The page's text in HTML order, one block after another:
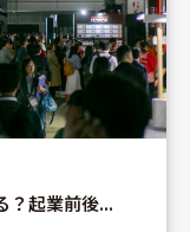
？起業前後...